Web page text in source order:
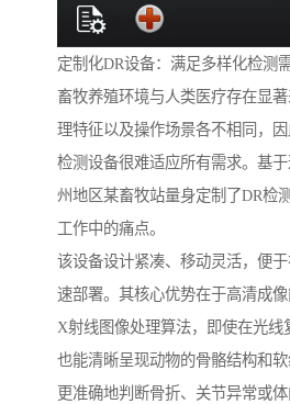
定制化DR设备：满足多样化检测
畜牧养殖环境与人类医疗存在显
理特征以及操作场景各不相同，
检测设备很难适应所有需求。基
州地区某畜牧站量身定制了DR检
工作中的痛点。
该设备设计紧凑、移动灵活，便
速部署。其核心优势在于高清成
X射线图像处理算法，即使在光线
也能清晰呈现动物的骨骼结构和
更准确地判断骨折、关节异常或